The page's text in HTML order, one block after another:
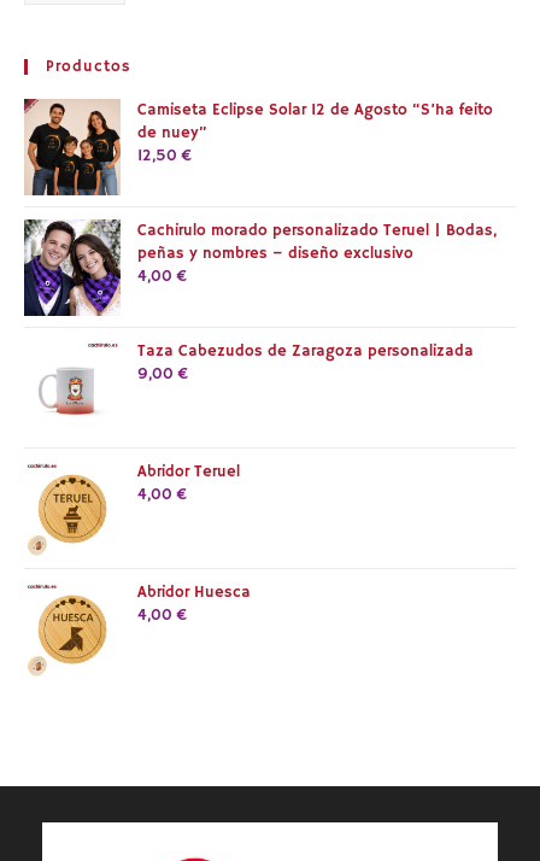
Productos
Camiseta Eclipse Solar 12 de Agosto “S’ha feito
de nuey”
12,50 €
Cachirulo morado personalizado Teruel | Bodas,
peñas y nombres – diseño exclusivo
4,00 €
Taza Cabezudos de Zaragoza personalizada
9,00 €
Abridor Teruel
4,00 €
Abridor Huesca
4,00 €